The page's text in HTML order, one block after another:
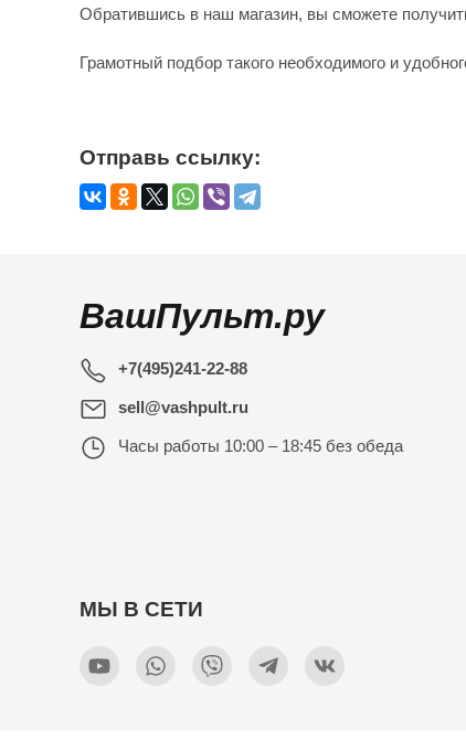
Обратившись в наш магазин, вы сможете
Грамотный подбор такого необходимого и
Отправь ссылку:
ВашПульт.ру
+7(495)241-22-88
sell@vashpult.ru
Часы работы 10:00 – 18:45 без обеда
МЫ В СЕТИ